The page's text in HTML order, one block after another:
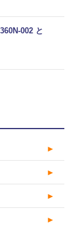
002 と
►
►
►
►